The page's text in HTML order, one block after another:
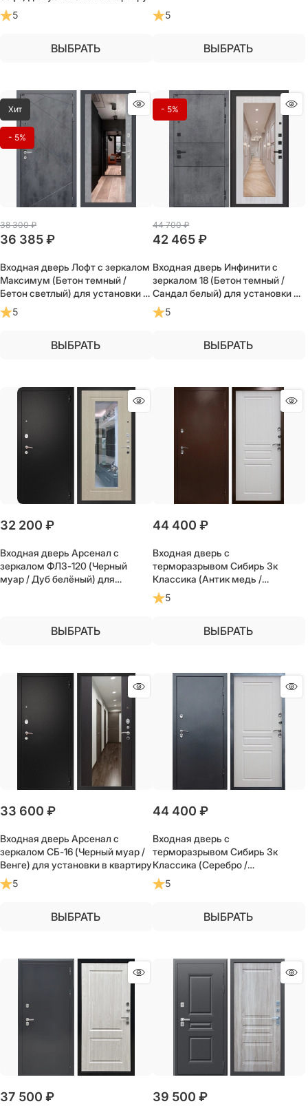
5
ВЫБРАТЬ
5
ВЫБРАТЬ
Хит
- 5%
38 300 ₽
36 385 ₽
Входная дверь Лофт с зеркалом
Максимум (Бетон темный /
Бетон светлый) для установки в
квартиру
5
ВЫБРАТЬ
- 5%
44 700 ₽
42 465 ₽
Входная дверь Инфинити с
зеркалом 18 (Бетон темный /
Сандал белый) для установки в
квартиру
5
ВЫБРАТЬ
32 200 ₽
Входная дверь Арсенал с
зеркалом ФЛЗ-120 (Черный
муар / Дуб белёный) для
ВЫБРАТЬ
44 400 ₽
Входная дверь с
терморазрывом Сибирь 3к
Классика (Антик медь /
Лиственница) для частного
загородного дома и дачи
5
ВЫБРАТЬ
33 600 ₽
Входная дверь Арсенал с
зеркалом СБ-16 (Черный муар /
Венге) для установки в квартиру
5
ВЫБРАТЬ
44 400 ₽
Входная дверь с
терморазрывом Сибирь 3к
Классика (Серебро /
Лиственница) для частного
загородного дома и дачи
5
ВЫБРАТЬ
37 500 ₽ 39 500 ₽